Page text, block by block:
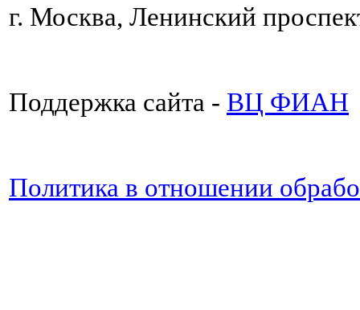
г. Москва, Ленинский
Поддержка сайта - ВЦ ФИАН
Политика в отношении